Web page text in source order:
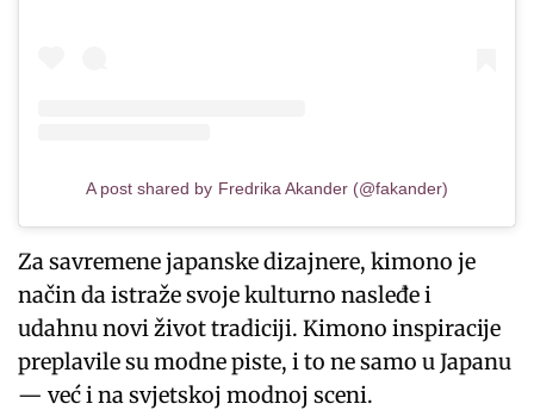
A post shared by Fredrika Akander (@fakander)
Za savremene japanske dizajnere, kimono je
način da istraže svoje kulturno nasleđe i
udahnu novi život tradiciji. Kimono inspiracije
preplavile su modne piste, i to ne samo u Japanu
— već i na svjetskoj modnoj sceni.